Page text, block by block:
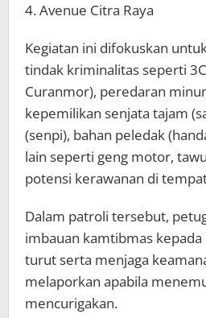
4. Avenue Citra Raya
Kegiatan ini difokuskan
tindak kriminalitas seperti
Curanmor), peredaran
kepemilikan senjata tajam
(senpi), bahan peledak
lain seperti geng motor,
potensi kerawanan di
Dalam patroli tersebut,
imbauan kamtibmas
turut serta menjaga
melaporkan apabila
mencurigakan.